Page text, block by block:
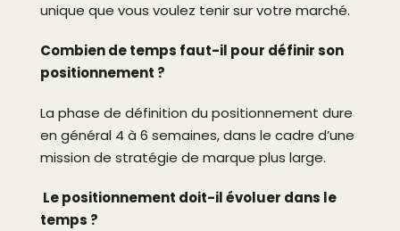
unique que vous voulez tenir sur votre marché.
Combien de temps faut-il pour définir son
positionnement ?
La phase de définition du positionnement dure
en général 4 à 6 semaines, dans le cadre d’une
mission de stratégie de marque plus large.
Le positionnement doit-il évoluer dans le
temps ?